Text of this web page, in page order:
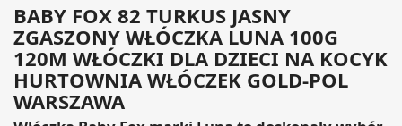
BABY FOX 82 TURKUS JASNY
ZGASZONY WŁÓCZKA LUNA 100G
120M WŁÓCZKI DLA DZIECI NA KOCYK
HURTOWNIA WŁÓCZEK GOLD-POL
WARSZAWA